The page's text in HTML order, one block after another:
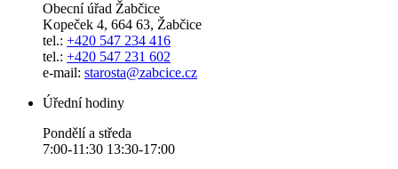
Obecní úřad Žabčice
Kopeček 4, 664 63, Žabčice
tel.: +420 547 234 416
tel.: +420 547 231 602
e-mail: starosta@zabcice.cz
Úřední hodiny
Pondělí a středa
7:00-11:30 13:30-17:00